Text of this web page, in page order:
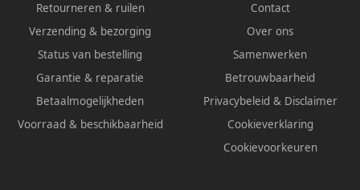
Retourneren & ruilen
Verzending & bezorging
Status van bestelling
Garantie & reparatie
Betaalmogelijkheden
Voorraad & beschikbaarheid
Contact
Over ons
Samenwerken
Betrouwbaarheid
Privacybeleid & Disclaimer
Cookieverklaring
Cookievoorkeuren